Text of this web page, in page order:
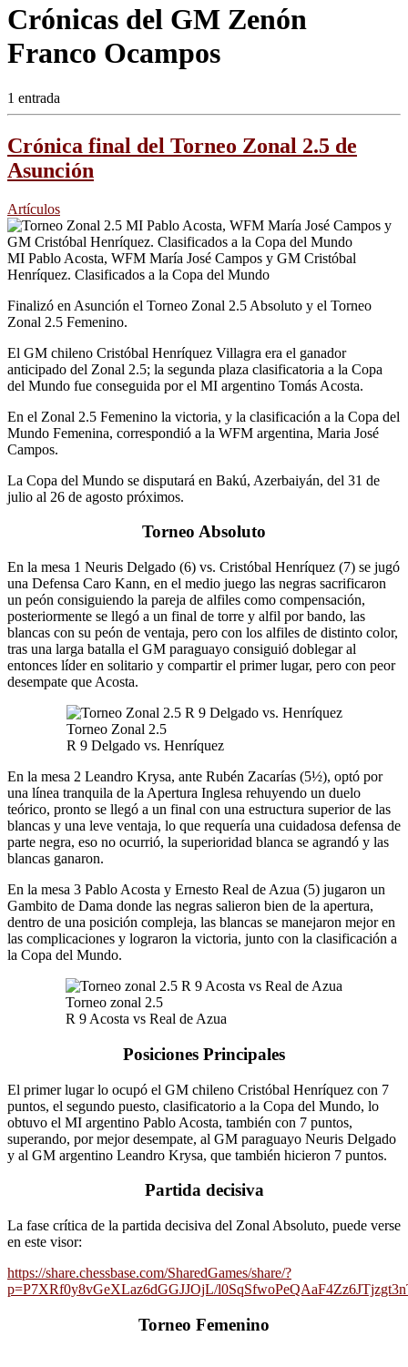
Crónicas del GM Zenón
Franco Ocampos
1 entrada
Crónica final del Torneo Zonal 2.5 de
Asunción
Artículos
MI Pablo Acosta, WFM María José Campos y GM Cristóbal
Henríquez. Clasificados a la Copa del Mundo
Finalizó en Asunción el Torneo Zonal 2.5 Absoluto y el Torneo
Zonal 2.5 Femenino.
El GM chileno Cristóbal Henríquez Villagra era el ganador
anticipado del Zonal 2.5; la segunda plaza clasificatoria a la Copa
del Mundo fue conseguida por el MI argentino Tomás Acosta.
En el Zonal 2.5 Femenino la victoria, y la clasificación a la Copa del
Mundo Femenina, correspondió a la WFM argentina, Maria José
Campos.
La Copa del Mundo se disputará en Bakú, Azerbaiyán, del 31 de
julio al 26 de agosto próximos.
Torneo Absoluto
En la mesa 1 Neuris Delgado (6) vs. Cristóbal Henríquez (7) se jugó
una Defensa Caro Kann, en el medio juego las negras sacrificaron
un peón consiguiendo la pareja de alfiles como compensación,
posteriormente se llegó a un final de torre y alfil por bando, las
blancas con su peón de ventaja, pero con los alfiles de distinto color,
tras una larga batalla el GM paraguayo consiguió doblegar al
entonces líder en solitario y compartir el primer lugar, pero con peor
desempate que Acosta.
Torneo Zonal 2.5
R 9 Delgado vs. Henríquez
En la mesa 2 Leandro Krysa, ante Rubén Zacarías (5½), optó por
una línea tranquila de la Apertura Inglesa rehuyendo un duelo
teórico, pronto se llegó a un final con una estructura superior de las
blancas y una leve ventaja, lo que requería una cuidadosa defensa de
parte negra, eso no ocurrió, la superioridad blanca se agrandó y las
blancas ganaron.
En la mesa 3 Pablo Acosta y Ernesto Real de Azua (5) jugaron un
Gambito de Dama donde las negras salieron bien de la apertura,
dentro de una posición compleja, las blancas se manejaron mejor en
las complicaciones y lograron la victoria, junto con la clasificación a
la Copa del Mundo.
Torneo zonal 2.5
R 9 Acosta vs Real de Azua
Posiciones Principales
El primer lugar lo ocupó el GM chileno Cristóbal Henríquez con 7
puntos, el segundo puesto, clasificatorio a la Copa del Mundo, lo
obtuvo el MI argentino Pablo Acosta, también con 7 puntos,
superando, por mejor desempate, al GM paraguayo Neuris Delgado
y al GM argentino Leandro Krysa, que también hicieron 7 puntos.
Partida decisiva
La fase crítica de la partida decisiva del Zonal Absoluto, puede verse
en este visor:
https://share.chessbase.com/SharedGames/share/?
p=P7XRf0y8vGeXLaz6dGGJJOjL/
Torneo Femenino